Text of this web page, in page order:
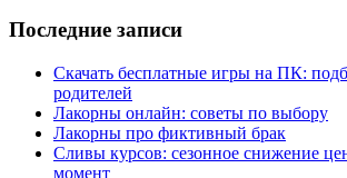
Последние записи
Скачать бесплатные игры на ПК:
родителей
Лакорны онлайн: советы по выбору
Лакорны про фиктивный брак
Сливы курсов: сезонное снижение
момент